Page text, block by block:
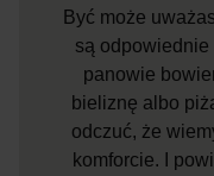
Być może
są
panowie
bieliznę albo
odczuć, że
komforcie. I